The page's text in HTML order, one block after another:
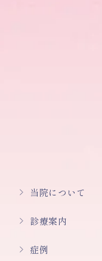
当院について
診療案内
症例